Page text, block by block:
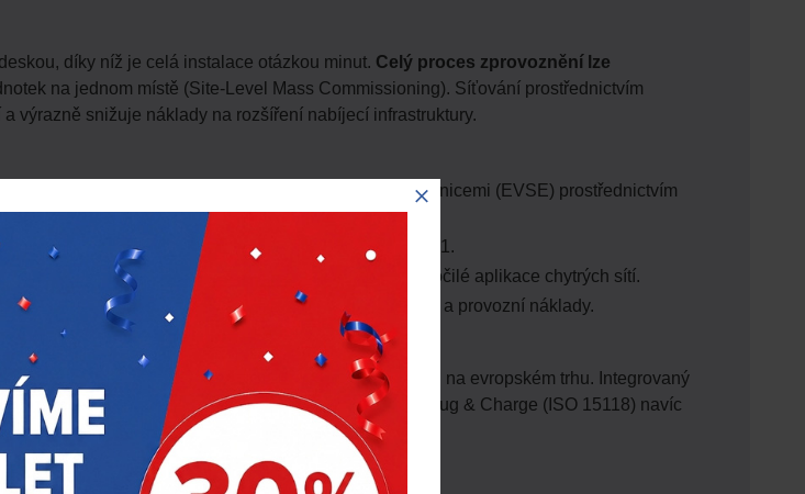
díky níž je celá instalace otázkou minut. Celý proces zprovoznění lze
na jednom místě (Site-Level Mass Commissioning). Síťování prostřednictvím
výrazně snižuje náklady na rozšíření nabíjecí infrastruktury.
systémy (PV), bateriemi (ESS) a nabíjecími stanicemi (EVSE) prostřednictvím
Charging; systém je připraven na upgrade na OCPP 2.1.
připravenost pro obousměrný přenos energie a pokročilé aplikace chytrých sítí.
energii ze solárních panelů, čímž snižuje odběr ze sítě a provozní náklady.
– a je kompatibilní s většinou elektromobilů dostupných na evropském trhu. Integrovaný
mobilní aplikace nebo RFID karty. Systém Plug & Charge (ISO 15118) navíc
uživatele.